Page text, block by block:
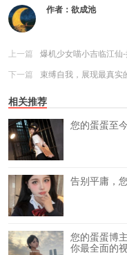
作者： 欲成池
上一篇
爆机少女喵小吉临江仙
下一篇
束缚自我，展现最真
相关推荐
您的蛋蛋至
告别平庸，
您的蛋蛋博
你最全面的